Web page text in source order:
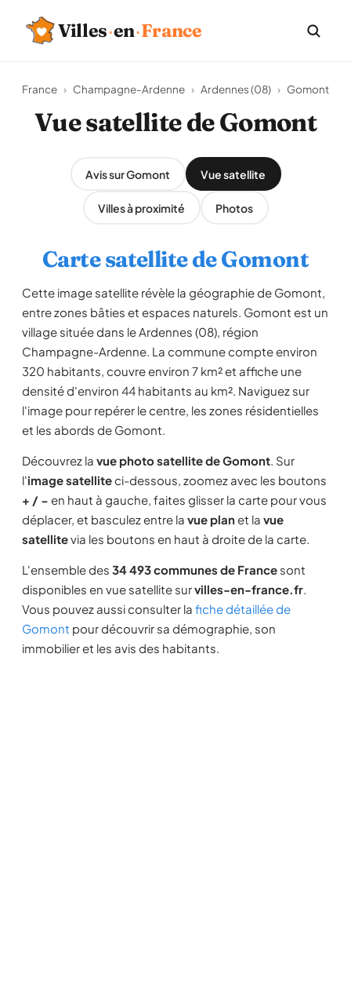
Villes·en·France
France › Champagne-Ardenne › Ardennes (08) › Gomont
Vue satellite de Gomont
Avis sur Gomont Vue satellite
Villes à proximité Photos
Carte satellite de Gomont
Cette image satellite révèle la géographie de Gomont,
entre zones bâties et espaces naturels. Gomont est un
village située dans le Ardennes (08), région
Champagne-Ardenne. La commune compte environ
320 habitants, couvre environ 7 km² et affiche une
densité d'environ 44 habitants au km². Naviguez sur
l'image pour repérer le centre, les zones résidentielles
et les abords de Gomont.
Découvrez la vue photo satellite de Gomont. Sur
l'image satelliteci-dessous, zoomez avec les boutons
+ / − en haut à gauche, faites glisser la carte pour vous
déplacer, et basculez entre la vue planet la vue
satellitevia les boutons en haut à droite de la carte.
L'ensemble des 34 493 communes de France sont
disponibles en vue satellite survilles-en-france.fr.
Vous pouvez aussi consulter la fiche détaillée de
Gomont pour découvrir sa démographie, son
immobilier et les avis des habitants.